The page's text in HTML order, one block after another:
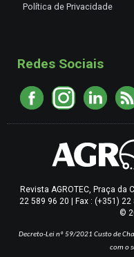
Política de Privacidade
Redes Sociais
Revista AGROTEC, Praça da
22 589 96 20 | Fax : (+351)
©
Decreto-Lei nº 59/2021 Custo de
com o